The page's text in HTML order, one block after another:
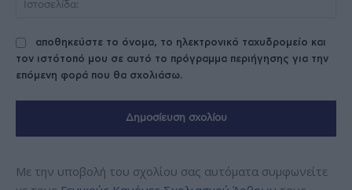
αποθηκεύστε το όνομα, το ηλεκτρονικό ταχυδρομείο και
τον ιστότοπό μου σε αυτό το πρόγραμμα περιήγησης για την
επόμενη φορά που θα σχολιάσω.
Με την υποβολή του σχολίου σας αυτόματα συμφωνείτε